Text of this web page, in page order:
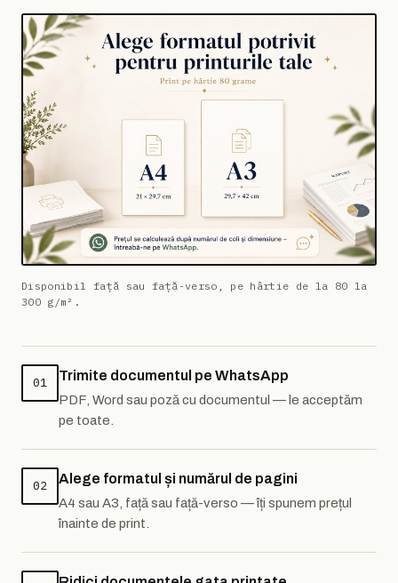
Disponibil față sau față-verso, pe hârtie de la 80 la
300 g/m².
01 Trimite documentul pe WhatsApp
PDF, Word sau poză cu documentul — le acceptăm
pe toate.
02 Alege formatul și numărul de pagini
A4 sau A3, față sau față-verso — îți spunem prețul
înainte de print.